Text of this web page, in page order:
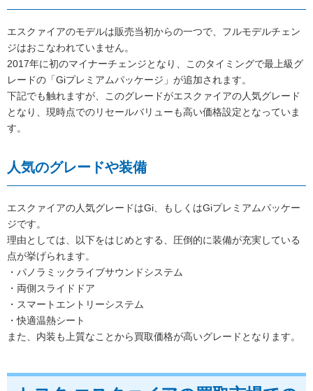
エスクァイアのモデルは販売当初からの一つで、フルモデルチェン
ジはおこなわれていません。
2017年に初のマイナーチェンジとなり、このタイミングで最上級グ
レードの「Giプレミアムパッケージ」が追加されます。
下記でも触れますが、このグレードがエスクァイアの人気グレード
となり、現時点でのリセールバリューも高い価格設定となっていま
す。
人気のグレードや装備
エスクァイアの人気グレードはGi、もしくはGiプレミアムパッケー
ジです。
理由としては、以下をはじめとする、圧倒的に装備が充実している
点が挙げられます。
・パノラミックライブサウンドシステム
・両側スライドドア
・スマートエントリーシステム
・快適温熱シート
また、内装も上質なことから買取価格が高いグレードとなります。